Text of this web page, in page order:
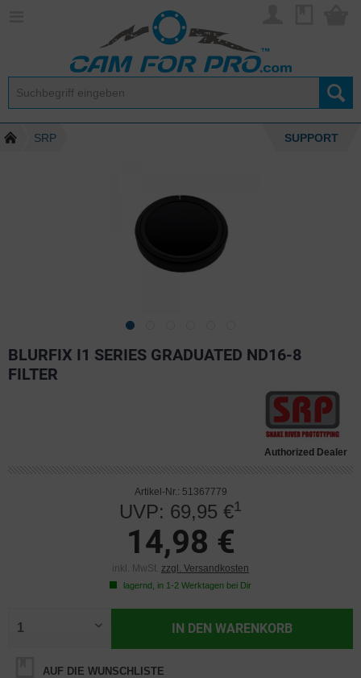
SRP SUPPORT
BLURFIX I1 SERIES GRADUATED ND16-8
FILTER
Authorized Dealer
Artikel-Nr.: 51367779
UVP: 69,95 €1
14,98 €
inkl. MwSt. zzgl. Versandkosten
lagernd, in 1-2 Werktagen bei Dir
IN DEN WARENKORB
AUF DIE WUNSCHLISTE